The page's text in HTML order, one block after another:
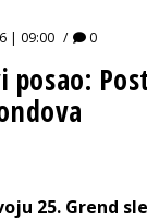
| 09:00 0
25. Grend